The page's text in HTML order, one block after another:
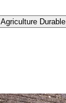
Agriculture Durable